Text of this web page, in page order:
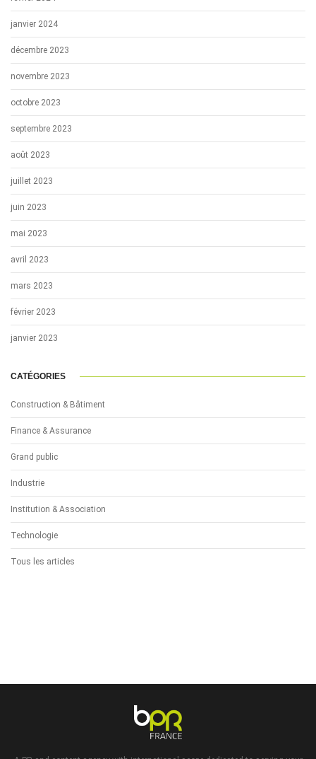
janvier 2024
décembre 2023
novembre 2023
octobre 2023
septembre 2023
août 2023
juillet 2023
juin 2023
mai 2023
avril 2023
mars 2023
février 2023
janvier 2023
CATÉGORIES
Construction & Bâtiment
Finance & Assurance
Grand public
Industrie
Institution & Association
Technologie
Tous les articles